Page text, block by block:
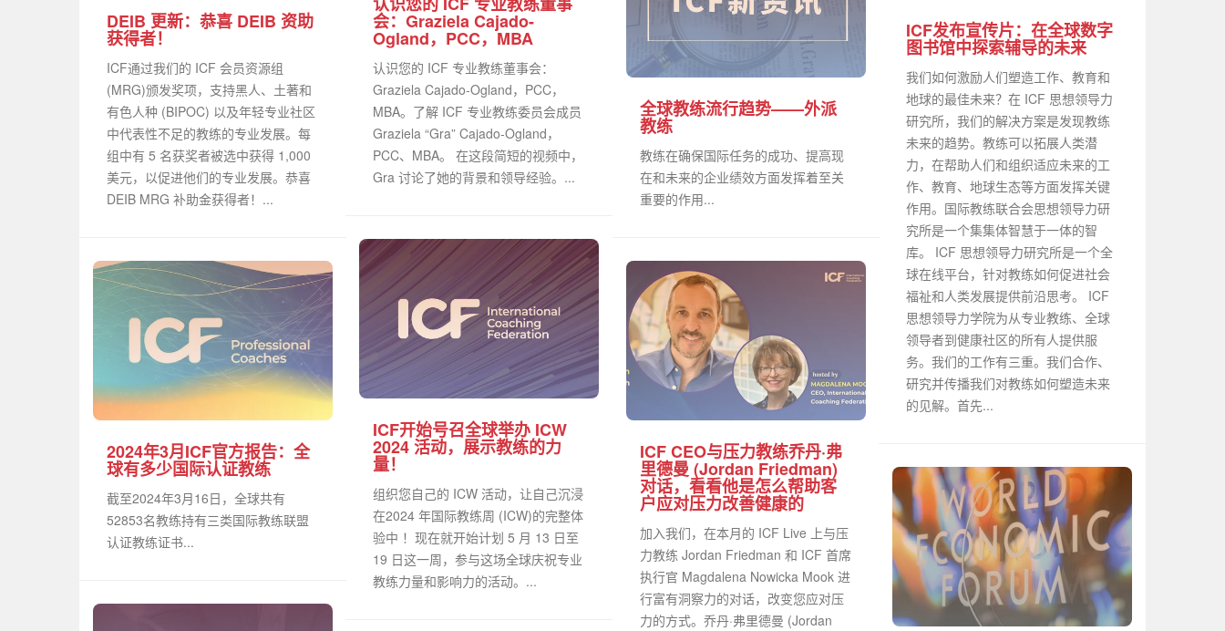
会：Graziela Cajado-
Ogland，PCC，MBA
认识您的 ICF 专业教练董事会：
Graziela Cajado-Ogland，PCC，
MBA。了解 ICF 专业教练委员会成员
Graziela “Gra” Cajado-Ogland，
PCC、MBA。 在这段简短的视频中，
Gra 讨论了她的背景和领导经验。...
DEIB 更新：恭喜 DEIB 资助
获得者！
ICF通过我们的 ICF 会员资源组
(MRG)颁发奖项，支持黑人、土著和
有色人种 (BIPOC) 以及年轻专业社区
中代表性不足的教练的专业发展。每
组中有 5 名获奖者被选中获得 1,000
美元，以促进他们的专业发展。恭喜
DEIB MRG 补助金获得者！...
ICF发布宣传片：在全球数字
图书馆中探索辅导的未来
我们如何激励人们塑造工作、教育和
地球的最佳未来？在 ICF 思想领导力
研究所，我们的解决方案是发现教练
未来的趋势。教练可以拓展人类潜
力，在帮助人们和组织适应未来的工
作、教育、地球生态等方面发挥关键
作用。国际教练联合会思想领导力研
究所是一个集集体智慧于一体的智
库。 ICF 思想领导力研究所是一个全
球在线平台，针对教练如何促进社会
福祉和人类发展提供前沿思考。 ICF
思想领导力学院为从专业教练、全球
领导者到健康社区的所有人提供服
务。我们的工作有三重。我们合作、
研究并传播我们对教练如何塑造未来
的见解。首先...
全球教练流行趋势——外派
教练
教练在确保国际任务的成功、提高现
在和未来的企业绩效方面发挥着至关
重要的作用...
ICF开始号召全球举办 ICW
2024 活动，展示教练的力
量！
组织您自己的 ICW 活动，让自己沉浸
在2024 年国际教练周 (ICW)的完整体
验中 ！现在就开始计划 5 月 13 日至
19 日这一周，参与这场全球庆祝专业
教练力量和影响力的活动。...
2024年3月ICF官方报告：全
球有多少国际认证教练
截至2024年3月16日，全球共有
52853名教练持有三类国际教练联盟
认证教练证书...
ICF CEO与压力教练乔丹·弗
里德曼 (Jordan Friedman)
对话，看看他是怎么帮助客
户应对压力改善健康的
加入我们，在本月的 ICF Live 上与压
力教练 Jordan Friedman 和 ICF 首席
执行官 Magdalena Nowicka Mook 进
行富有洞察力的对话，改变您应对压
力的方式。乔丹·弗里德曼 (Jordan